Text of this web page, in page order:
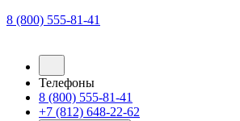
8 (800) 555-81-41
Телефоны
8 (800) 555-81-41
+7 (812) 648-22-62